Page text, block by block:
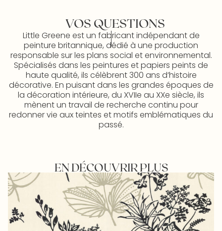
VOS QUESTIONS
Little Greene est un fabricant indépendant de
peinture britannique, dédié à une production
responsable sur les plans social et environnemental.
Spécialisés dans les peintures et papiers peints de
haute qualité, ils célèbrent 300 ans d’histoire
décorative. En puisant dans les grandes époques de
la décoration intérieure, du XVIIe au XXe siècle, ils
mènent un travail de recherche continu pour
redonner vie aux teintes et motifs emblématiques du
passé.
EN DÉCOUVRIR PLUS